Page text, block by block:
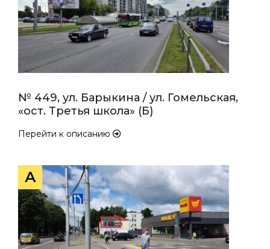
№ 449, ул. Барыкина / ул. Гомельская,
«ост. Третья школа» (Б)
Перейти к описанию
А